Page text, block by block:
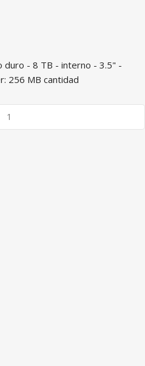
duro - 8 TB - interno - 3.5" -
256 MB cantidad